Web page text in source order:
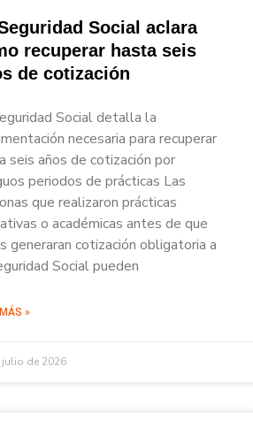
Social aclara
recuperar hasta seis
de cotización
Social detalla la
necesaria para recuperar
seis años de cotización por
periodos de prácticas Las
que realizaron prácticas
o académicas antes de que
generaran cotización obligatoria a
Social pueden
»
julio de 2026